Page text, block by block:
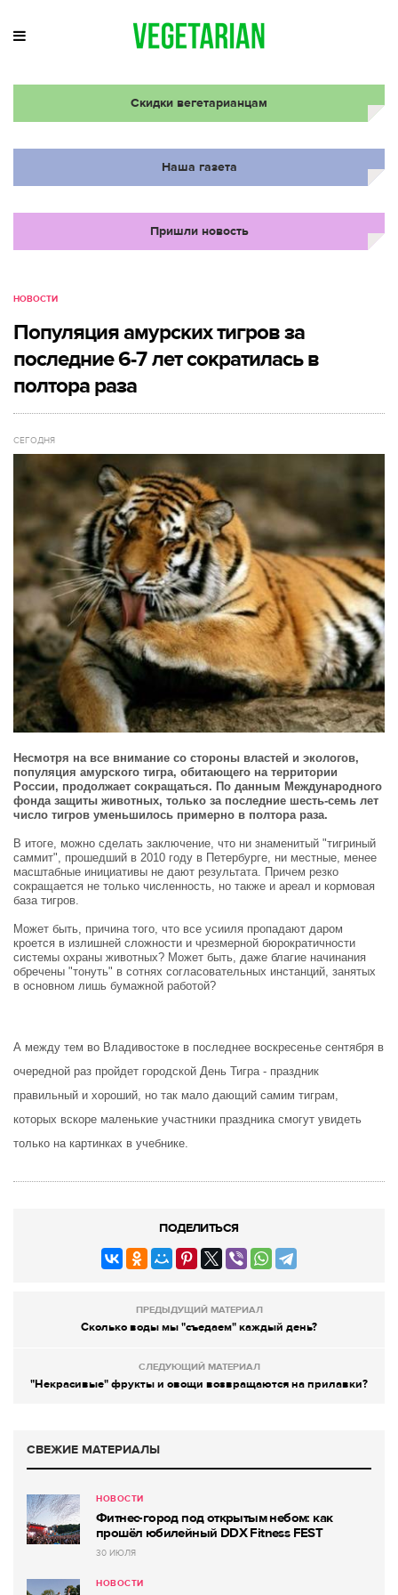
Скидки вегетарианцам
Наша газета
Пришли новость
НОВОСТИ
Популяция амурских тигров за
последние 6-7 лет сократилась в
полтора раза
СЕГОДНЯ
Несмотря на все внимание со стороны властей и экологов,
популяция амурского тигра, обитающего на территории
России, продолжает сокращаться. По данным Международного
фонда защиты животных, только за последние шесть-семь лет
число тигров уменьшилось примерно в полтора раза.
В итоге, можно сделать заключение, что ни знаменитый "тигриный
саммит", прошедший в 2010 году в Петербурге, ни местные, менее
масштабные инициативы не дают результата. Причем резко
сокращается не только численность, но также и ареал и кормовая
база тигров.
Может быть, причина того, что все усииля пропадают даром
кроется в излишней сложности и чрезмерной бюрократичности
системы охраны животных? Может быть, даже благие начинания
обречены "тонуть" в сотнях согласовательных инстанций, занятых
в основном лишь бумажной работой?
А между тем во Владивостоке в последнее воскресенье сентября в
очередной раз пройдет городской День Тигра - праздник
правильный и хороший, но так мало дающий самим тиграм,
которых вскоре маленькие участники праздника смогут увидеть
только на картинках в учебнике.
ПОДЕЛИТЬСЯ
ПРЕДЫДУЩИЙ МАТЕРИАЛ
Сколько воды мы "съедаем" каждый день?
СЛЕДУЮЩИЙ МАТЕРИАЛ
"Некрасивые" фрукты и овощи возвращаются на прилавки?
СВЕЖИЕ МАТЕРИАЛЫ
НОВОСТИ
Фитнес-город под открытым небом: как
прошёл юбилейный DDX Fitness FEST
30 ИЮЛЯ
НОВОСТИ